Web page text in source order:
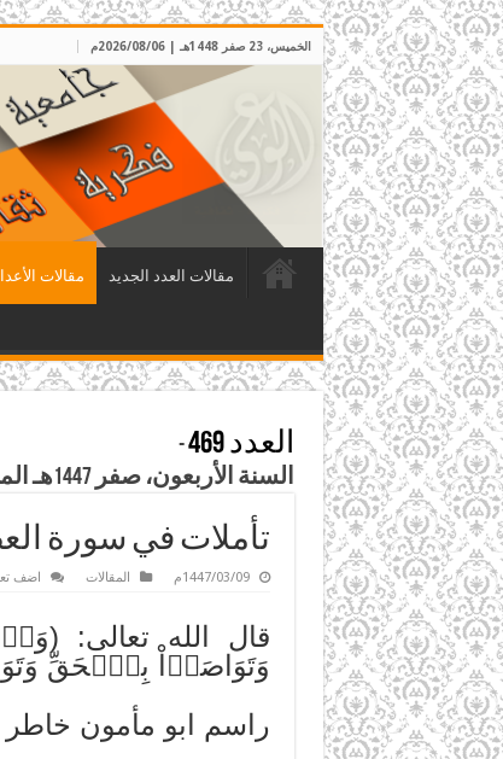
الخميس، 23 صفر 1448هـ | 2026/08/06م
مقالات العدد الجديد مقالات
العدد 469
-
السنة الأربعون، صفر 1447هـ الموافق آب 2025م
تأملات في سورة
1447/03/09م المقالات اضف
وَتَوَاصَوۡاْ بِٱلۡحَقِّ
راسم ابو مأمون خاطر